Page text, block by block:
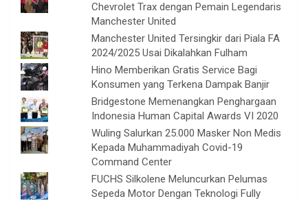
Chevrolet Trax dengan Pemain Legendaris
Manchester United
Manchester United Tersingkir dari Piala FA
2024/2025 Usai Dikalahkan Fulham
Hino Memberikan Gratis Service Bagi
Konsumen yang Terkena Dampak Banjir
Bridgestone Memenangkan Penghargaan
Indonesia Human Capital Awards VI 2020
Wuling Salurkan 25.000 Masker Non Medis
Kepada Muhammadiyah Covid-19
Command Center
FUCHS Silkolene Meluncurkan Pelumas
Sepeda Motor Dengan Teknologi Fully